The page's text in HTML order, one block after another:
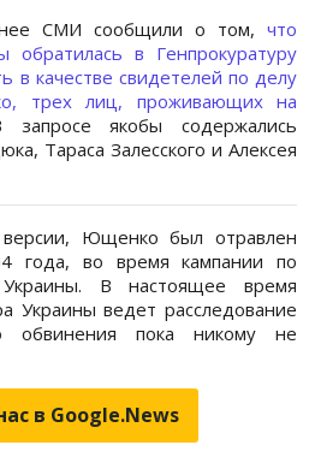
СМИ сообщили о том, что
обратилась в Генпрокуратуру
в качестве свидетелей по делу
трех лиц, проживающих на
якобы содержались
Тараса Залесского и Алексея
версии, Ющенко был отравлен
года, во время кампании по
В настоящее время
Украины ведет расследование
обвинения пока никому не
в Google.News